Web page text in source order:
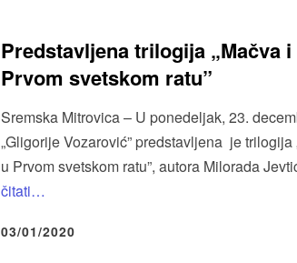
Predstavljena trilogija „Mačva
Prvom svetskom ratu”
Sremska Mitrovica – U ponedeljak, 23.
„Gligorije Vozarović” predstavljena je trilogija
u Prvom svetskom ratu”, autora Milorada
čitati…
03/01/2020